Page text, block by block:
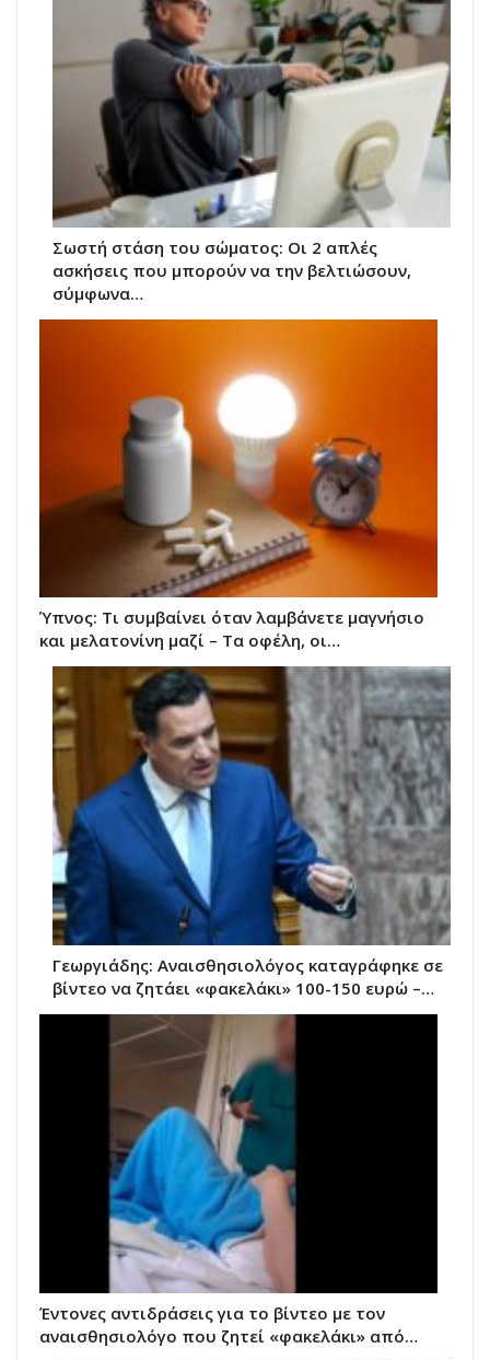
Σωστή στάση του σώματος: Οι 2 απλές
ασκήσεις που μπορούν να την βελτιώσουν,
σύμφωνα…
Ύπνος: Τι συμβαίνει όταν λαμβάνετε μαγνήσιο
και μελατονίνη μαζί – Τα οφέλη, οι…
Γεωργιάδης: Αναισθησιολόγος καταγράφηκε σε
βίντεο να ζητάει «φακελάκι» 100-150 ευρώ –…
Έντονες αντιδράσεις για το βίντεο με τον
αναισθησιολόγο που ζητεί «φακελάκι» από…